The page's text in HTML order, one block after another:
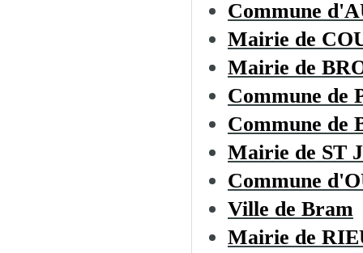
Commune
Mairie de
Mairie de
Commune de
Commune de
Mairie de ST
Commune
Ville de Bram
Mairie de